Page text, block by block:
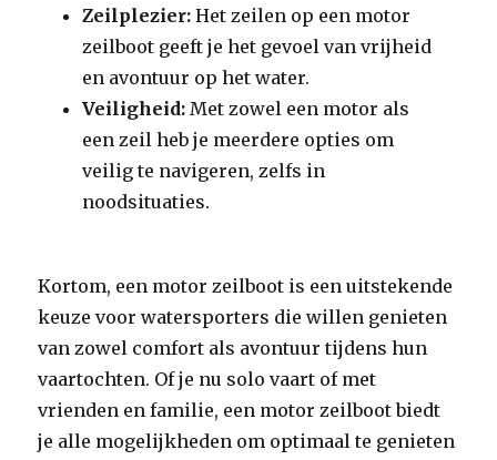
Zeilplezier: Het zeilen op een motor
zeilboot geeft je het gevoel van vrijheid
en avontuur op het water.
Veiligheid: Met zowel een motor als
een zeil heb je meerdere opties om
veilig te navigeren, zelfs in
noodsituaties.
Kortom, een motor zeilboot is een uitstekende
keuze voor watersporters die willen genieten
van zowel comfort als avontuur tijdens hun
vaartochten. Of je nu solo vaart of met
vrienden en familie, een motor zeilboot biedt
je alle mogelijkheden om optimaal te genieten